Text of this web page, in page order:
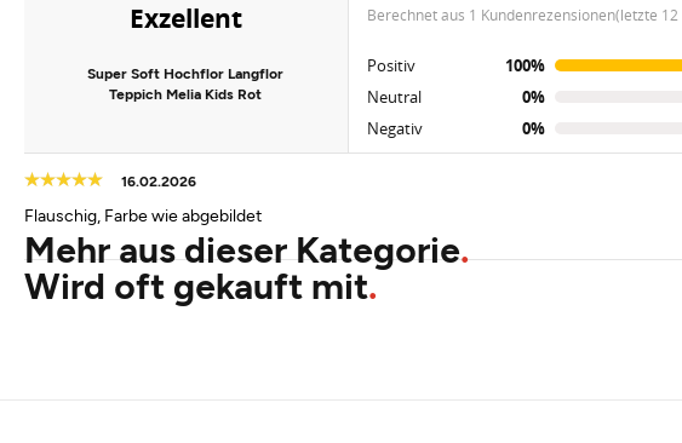
Exzellent
Super Soft Hochflor Langflor
Teppich Melia Kids Rot
berechnet aus 1 Kundenrezensionen(letzte
Positiv
100%
Neutral
0%
Negativ
0%
16.02.2026
Flauschig, Farbe wie abgebildet
Mehr aus dieser Kategorie
Wird oft gekauft mit